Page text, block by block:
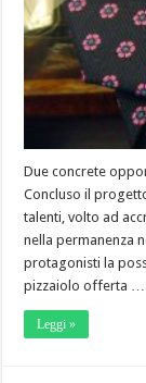
Due concrete
Concluso il
talenti, volto ad
nella permanenza
protagonisti la
pizzaiolo offerta …
Leggi »